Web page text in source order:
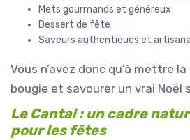
Mets gourmands et généreux
Dessert de fête
Saveurs authentiques et
Vous n’avez donc qu’à mettre
bougie et savourer un vrai Noël
Le Cantal : un cadre
pour les fêtes